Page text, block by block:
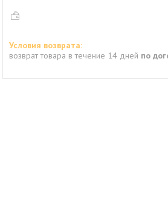
возврат товара в течение 14 дней по